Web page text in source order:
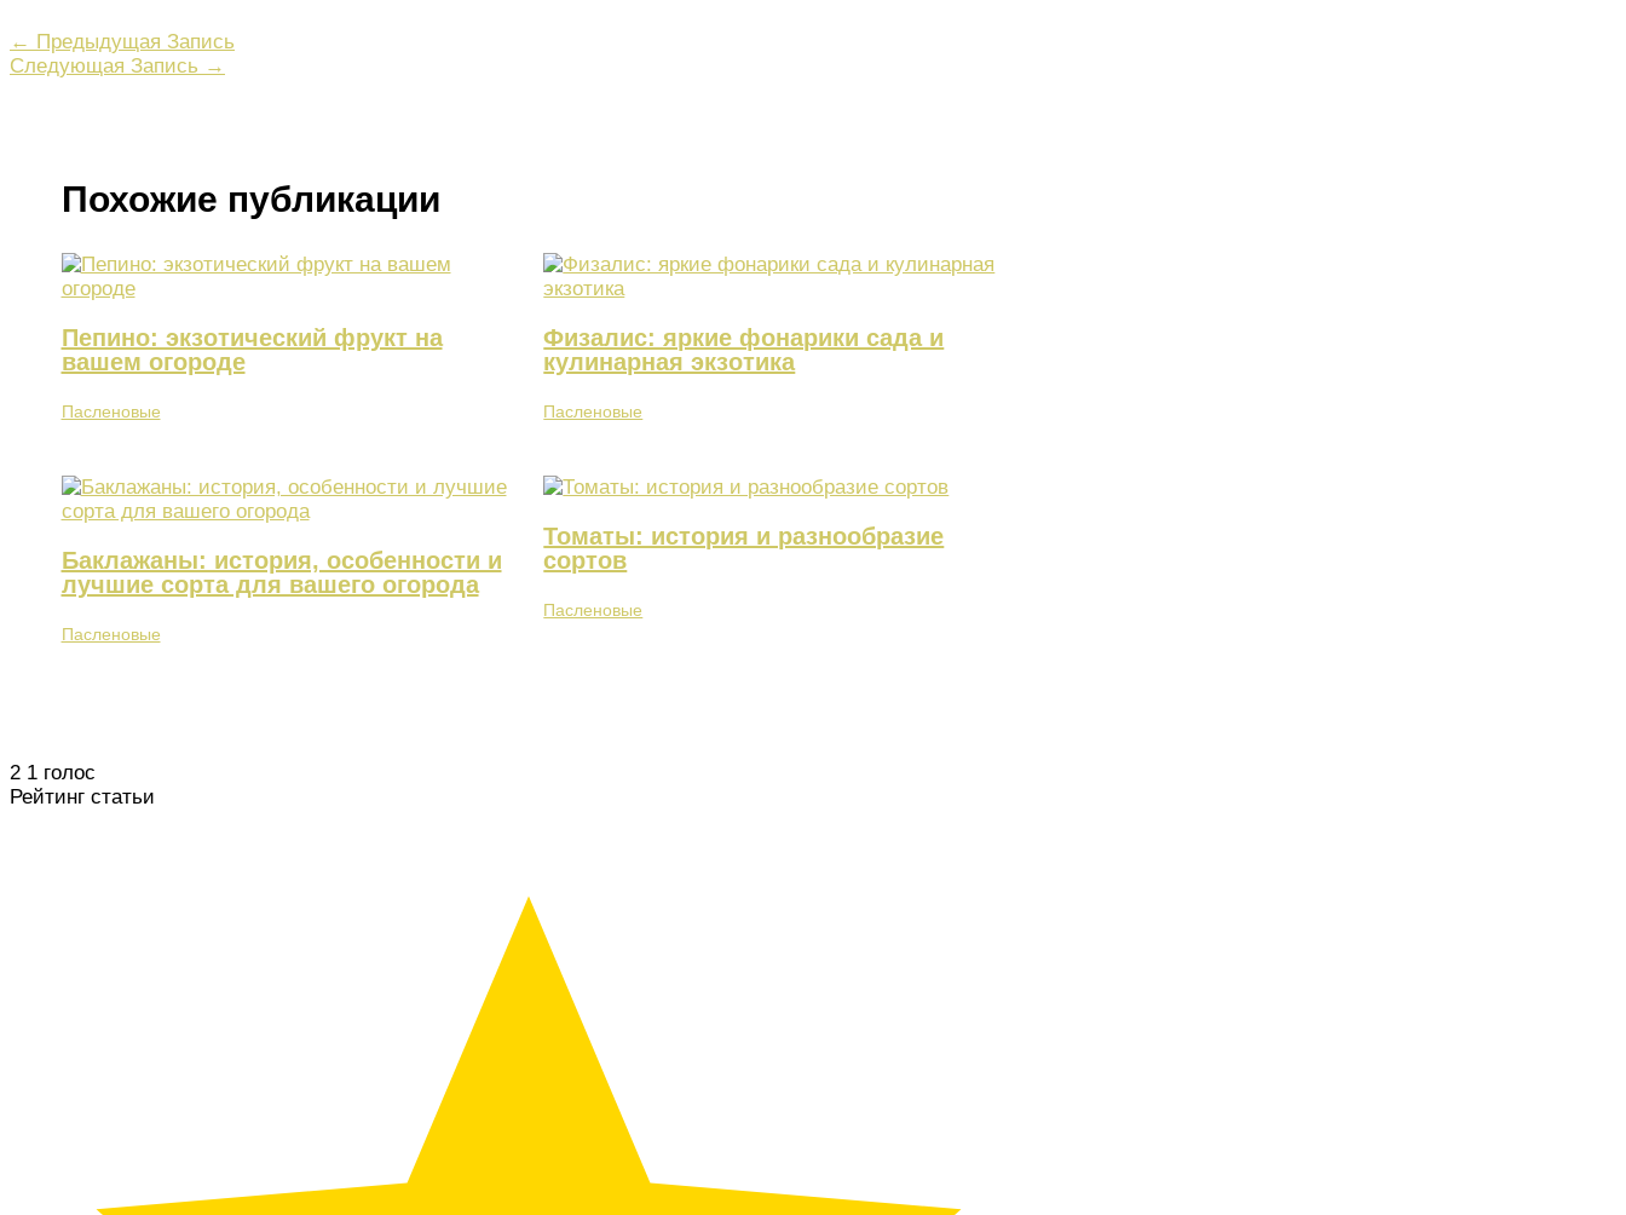
← Предыдущая Запись
Следующая Запись →
Похожие публикации
Пепино: экзотический фрукт на
вашем огороде
Пасленовые
Физалис: яркие фонарики сада и
кулинарная экзотика
Пасленовые
Баклажаны: история, особенности и
лучшие сорта для вашего огорода
Пасленовые
Томаты: история и разнообразие
сортов
Пасленовые
2 1 голос
Рейтинг статьи